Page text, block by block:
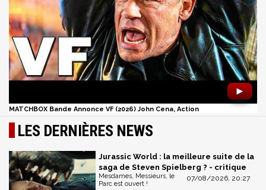
►
MATCHBOX Bande Annonce VF (2026) John Cena, Action
LES DERNIÈRES NEWS
Jurassic World : la meilleure suite de la
saga de Steven Spielberg ? - critique
07/08/2026, 20:27
Mesdames, Messieurs, le
Parc est ouvert !